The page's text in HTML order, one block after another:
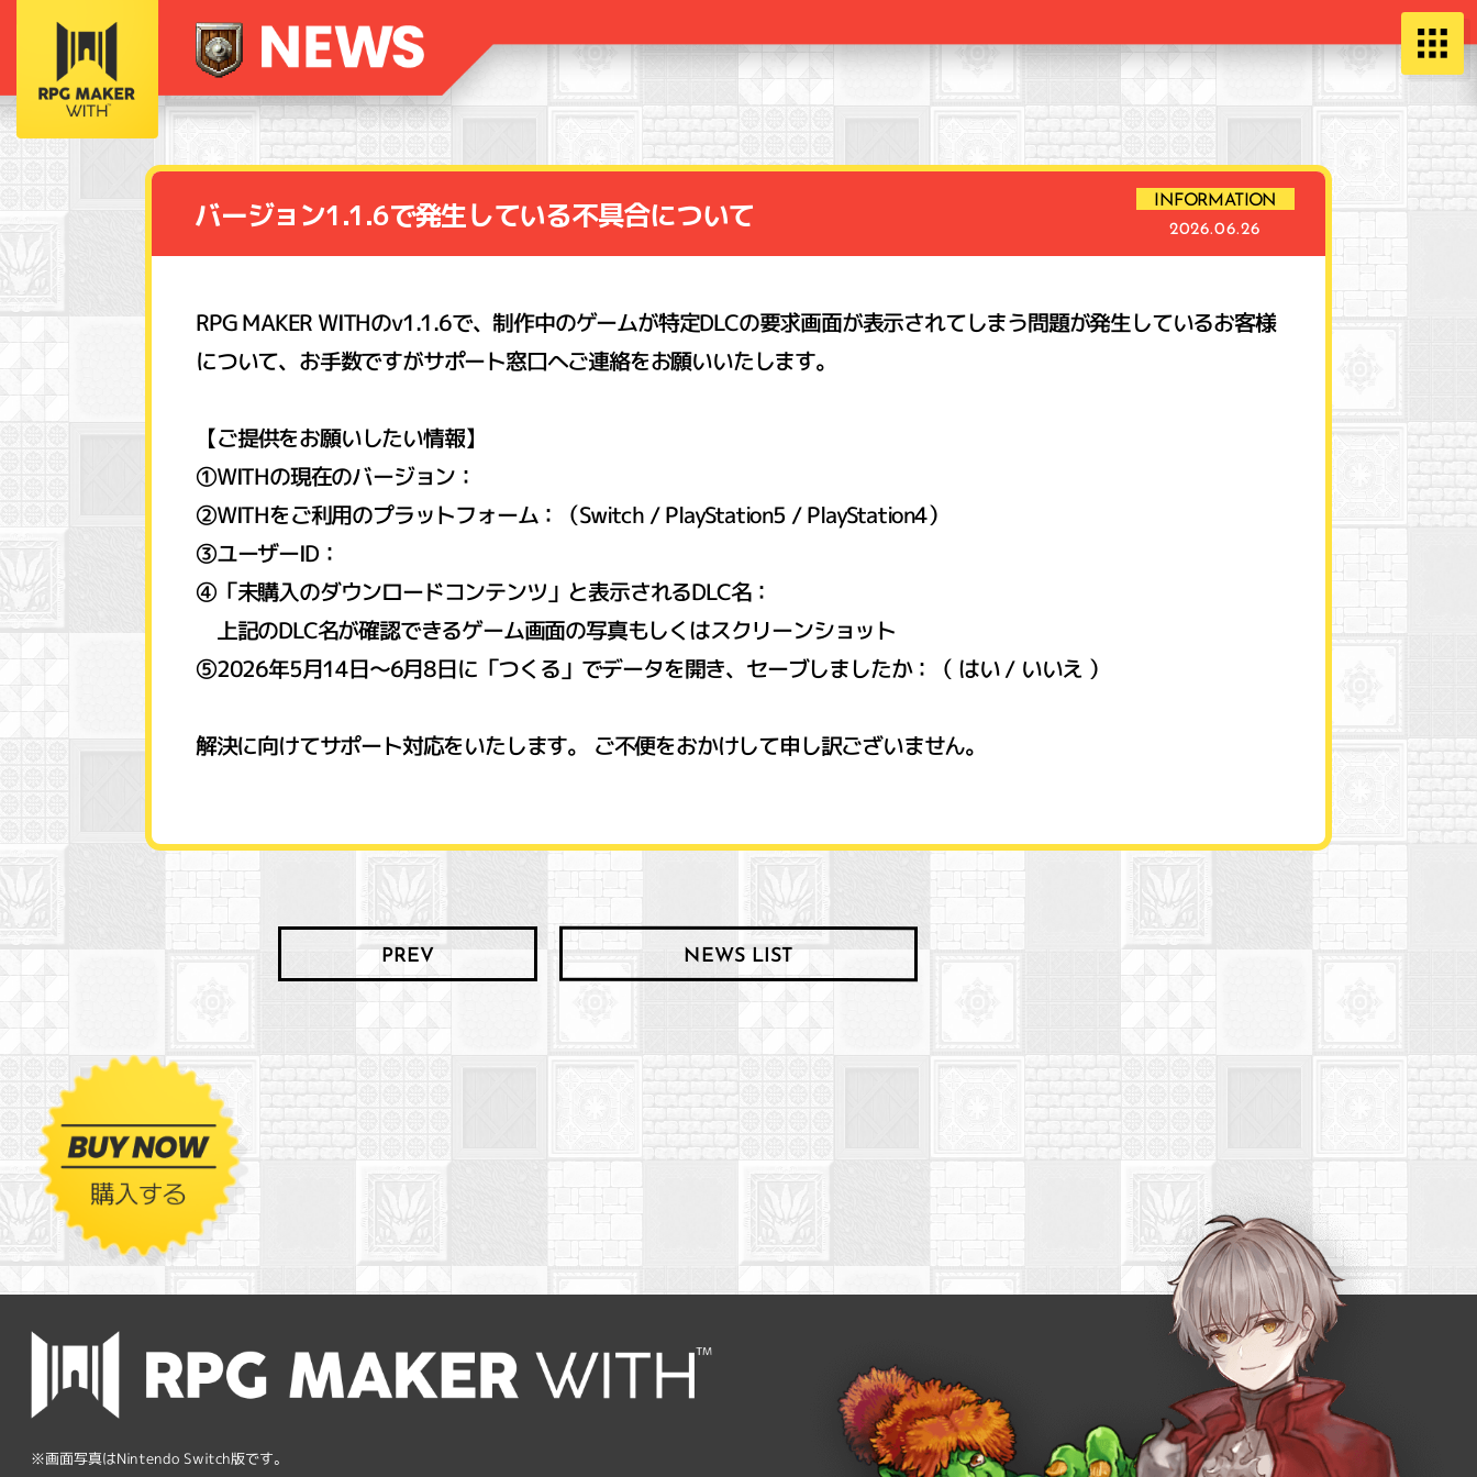
INFORMATION
2026.06.26
バージョン1.1.6で発生している不具合について
RPG MAKER WITHのv1.1.6で、制作中のゲームが特定DLCの要求画面が表示されてしまう問題が発生しているお客様
について、お手数ですがサポート窓口へご連絡をお願いいたします。
【ご提供をお願いしたい情報】
①WITHの現在のバージョン：
②WITHをご利用のプラットフォーム：（Switch / PlayStation5 / PlayStation4）
③ユーザーID：
④「未購入のダウンロードコンテンツ」と表示されるDLC名：
上記のDLC名が確認できるゲーム画面の写真もしくはスクリーンショット
⑤2026年5月14日～6月8日に「つくる」でデータを開き、セーブしましたか：（ はい / いいえ ）
解決に向けてサポート対応をいたします。 ご不便をおかけして申し訳ございません。
PREV NEWS LIST
※画面写真はNintendo Switch版です。